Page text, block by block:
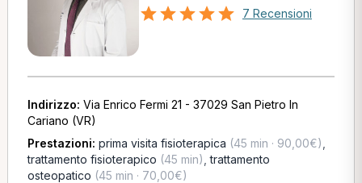
7 Recensioni
Indirizzo: Via Enrico Fermi 21 - 37029 San Pietro In
Cariano (VR)
Prestazioni: prima visita fisioterapica (45 min · 90,00€)
trattamento fisioterapico (45 min) ,trattamento
osteopatico (45 min · 70,00€)